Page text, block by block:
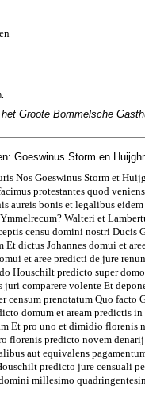
Groote Bommelsche
Goeswinus Storm en
Nos Goeswinus Storm et
protestantes quod
aureis bonis et legalibus
Walteri et
censu domini nostri
Et dictus Johannes domui et
et aree predicti de jure
Houschilt predicto super
juri comparere volente Et
censum prenotatum Quo facto
domum et aream predictis
Et pro uno et dimidio florenis
florenis predicto novem
aut equivalens
predicto jure censuali
millesimo